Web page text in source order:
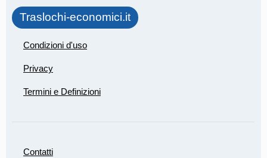
Traslochi-economici.it
Condizioni d'uso
Privacy
Termini e Definizioni
Contatti